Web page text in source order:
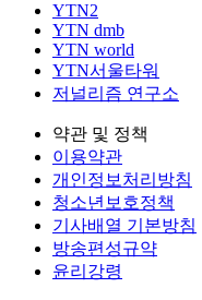
YTN2
YTN dmb
YTN world
YTN서울타워
저널리즘 연구소
약관 및 정책
이용약관
개인정보처리방침
청소년보호정책
기사배열 기본방침
방송편성규약
윤리강령